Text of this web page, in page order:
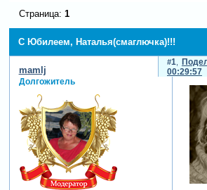
С Юбилеем, Наталья(смаглючка)!!!
Страница: 1
1
00:29:57
mamlj
Долгожитель